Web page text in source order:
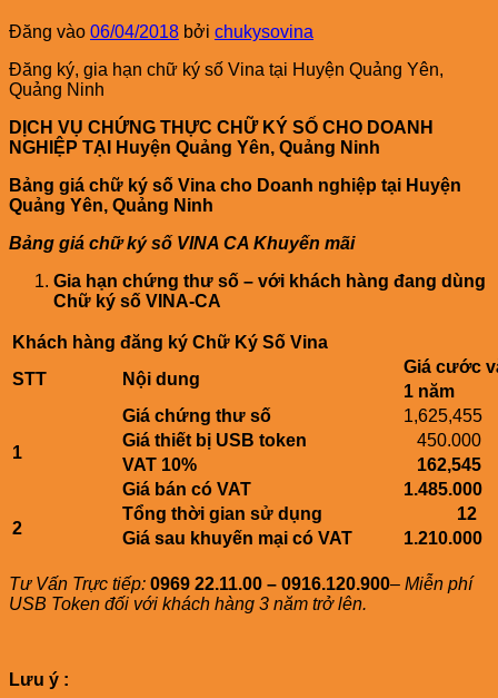
Đăng vào 06/04/2018 bởi chukysovina
Đăng ký, gia hạn chữ ký số Vina tại Huyện Quảng Yên,
Quảng Ninh
DỊCH VỤ CHỨNG THỰC CHỮ KÝ SỐ CHO DOANH
NGHIỆP TẠI Huyện Quảng Yên, Quảng Ninh
Bảng giá chữ ký số Vina cho Doanh nghiệp tại Huyện
Quảng Yên, Quảng Ninh
Bảng giá chữ ký số VINA CA Khuyến mãi
Gia hạn chứng thư số – với khách hàng đang dùng
Chữ ký số VINA-CA
Khách hàng đăng ký Chữ Ký Số Vina
STT
Nội dung
Giá cước
1 năm
1
Giá chứng thư số
1,625,455
Giá thiết bị USB token
450.000
VAT 10%
162,545
Giá bán có VAT
1.485.000
2
Tổng thời gian sử dụng
12
Giá sau khuyến mại có VAT
1.210.000
Tư Vấn Trực tiếp: 0969 22.11.00 – 0916.120.900– Miễn phí
USB Token đối với khách hàng 3 năm trở lên.
Lưu ý :